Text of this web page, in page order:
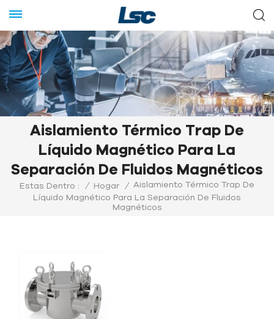
Aislamiento Térmico Trap De
Líquido Magnético Para La
Separación De Fluidos Magnéticos
Estas Dentro : / Hogar / Aislamiento Térmico Trap De
Líquido Magnético Para La Separación De Fluidos
Magnéticos